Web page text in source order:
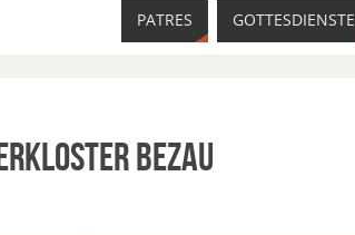
PATRES GOTTESDIENSTE
Bezau